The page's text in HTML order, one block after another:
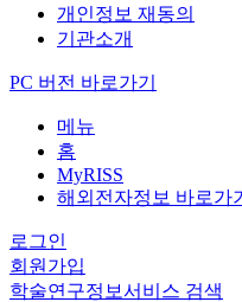
개인정보 재동의
기관소개
PC 버전 바로가기
메뉴
홈
MyRISS
해외전자정보 바로가기
로그인
회원가입
학술연구정보서비스 검색